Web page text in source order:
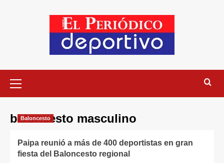
baloncesto masculino
Baloncesto
Paipa reunió a más de 400 deportistas en gran
fiesta del Baloncesto regional